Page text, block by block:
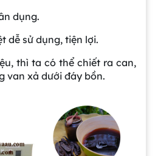
dụng.
dễ sử dụng, tiện lợi.
thì ta có thể chiết ra can,
van xả dưới đáy bồn.